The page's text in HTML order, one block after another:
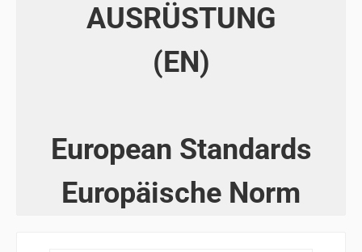
AUSRÜSTUNG
(EN)
European Standards
Europäische Norm